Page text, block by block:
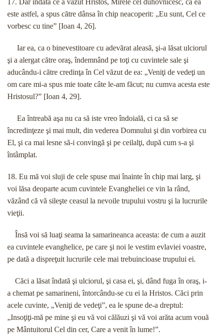
este astfel, a spus către dânsa în chip neacoperit: „Eu sunt, Cel ce
vorbesc cu tine” [Ioan 4, 26].
Iar ea, ca o binevestitoare cu adevărat aleasă, şi-a lăsat ulciorul
şi a alergat către oraş, îndemnând pe toţi cu cuvintele sale şi
aducându-i către credinţa în Cel văzut de ea: „Veniţi de vedeţi un
om care mi-a spus mie toate câte le-am făcut; nu cumva acesta este
Hristosul?” [Ioan 4, 29].
Ea întreabă aşa nu ca să iste vreo îndoială, ci ca să se
încredinţeze şi mai mult, din vederea Domnului şi din vorbirea cu
El, şi ca mai lesne să-i convingă şi pe ceilalţi, după cum s-a şi
întâmplat.
18. Eu mă voi sluji de cele spuse mai înainte în chip mai larg, şi
voi lăsa deoparte acum cuvintele Evangheliei ce vin la rând,
văzând că vă sileşte ceasul la nevoile trupului vostru şi la lucrurile
vieţii.
Însă voi să luaţi seama la samarineanca aceasta: de cum a auzit
ea cuvintele evanghelice, pe care şi noi le vestim evlaviei voastre,
pe dată a dispreţuit lucrurile cele mai trebuincioase trupului ei.
Căci a lăsat îndată şi ulciorul, şi casa ei, şi, dând fuga în oraş, i-
a chemat pe samarineni, întorcându-se cu ei la Hristos. Căci prin
acele cuvinte, „Veniţi de vedeţi”, ea le spune de-a dreptul:
„Insoţiţi-mă pe mine şi eu vă voi călăuzi şi vă voi arăta acum vouă
pe Mântuitorul Cel din cer, Care a venit în lume!”.